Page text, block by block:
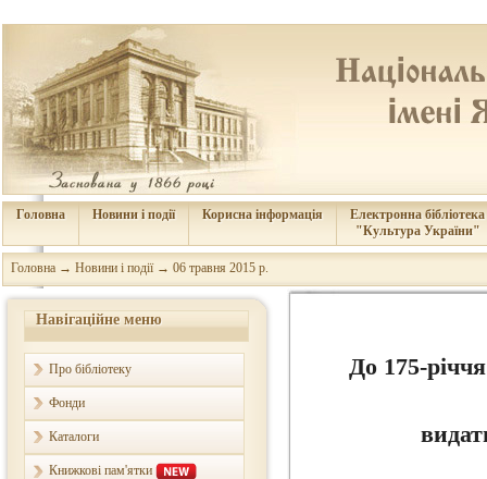
Головна Новини і події Корисна інформація
Електронна бібліотека
"Культура України"
Головна → Новини і події→ 06 травня 2015 р.
Навігаційне меню
Про бібліотеку
Фонди
Каталоги
Книжкові пам'ятки
До 175-